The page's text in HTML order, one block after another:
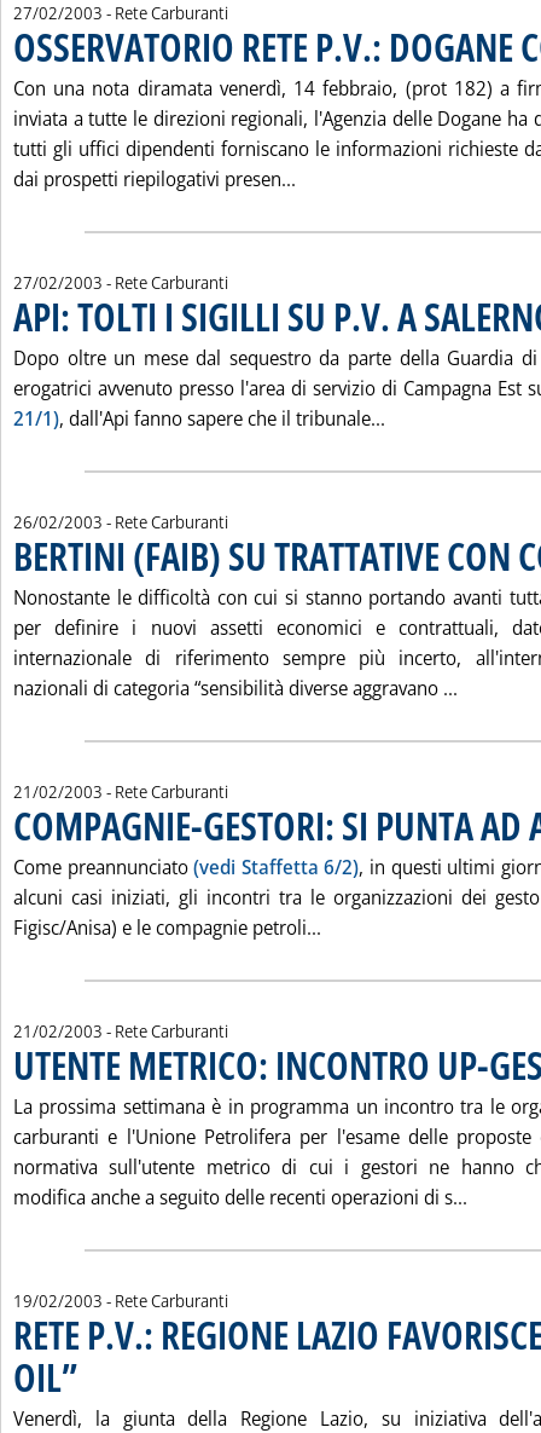
27/02/2003 - Rete Carburanti
OSSERVATORIO RETE P.V.: DOGANE
Con una nota diramata venerdì, 14 febbraio, (prot 182) a
inviata a tutte le direzioni regionali, l'Agenzia delle Dogane ha
tutti gli uffici dipendenti forniscano le informazioni richieste
dai prospetti riepilogativi presen...
27/02/2003 - Rete Carburanti
API: TOLTI I SIGILLI SU P.V. A
Dopo oltre un mese dal sequestro da parte della Guardia
erogatrici avvenuto presso l'area di servizio di Campagna Est
21/1), dall'Api fanno sapere che il tribunale...
26/02/2003 - Rete Carburanti
BERTINI (FAIB) SU TRATTATIVE CON
Nonostante le difficoltà con cui si stanno portando avanti
per definire i nuovi assetti economici e contrattuali,
internazionale di riferimento sempre più incerto,
nazionali di categoria “sensibilità diverse aggravano ...
21/02/2003 - Rete Carburanti
COMPAGNIE-GESTORI: SI PUNTA AD
Come preannunciato(vedi Staffetta 6/2), in questi ultimi
alcuni casi iniziati, gli incontri tra le organizzazioni dei
Figisc/Anisa) e le compagnie petroli...
21/02/2003 - Rete Carburanti
UTENTE METRICO: INCONTRO UP-
La prossima settimana è in programma un incontro tra le
carburanti e l'Unione Petrolifera per l'esame delle
normativa sull'utente metrico di cui i gestori ne hanno
modifica anche a seguito delle recenti operazioni di s...
19/02/2003 - Rete Carburanti
RETE P.V.: REGIONE LAZIO
OIL”. Pubblicata mercoledì 19 febbraio 2003 alle 15.54.
Venerdì, la giunta della Regione Lazio, su iniziativa